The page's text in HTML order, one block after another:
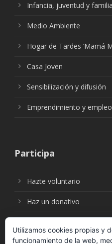
Infancia, juventud y familia
Medio Ambiente
Hogar de Tardes ‘Mamá
Casa Joven
Sensibilización y difusión
Emprendimiento y empleo
Participa
Hazte voluntario
Haz un donativo
Utilizamos cookies propias y
funcionamiento de la web,